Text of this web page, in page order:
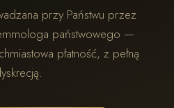
przy Państwu przez
państwowego —
płatność, z pełną